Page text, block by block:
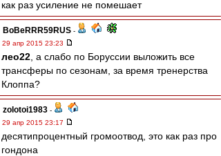
как раз усиление не помешает
BoBeRRR59RUS -
29 апр 2015 23:23
лео22 , а слабо по Боруссии выложить все
трансферы по сезонам, за время тренерства
Клоппа?
zolotoi1983 -
29 апр 2015 23:17
десятипроцентный громоотвод, это как раз про
гондона